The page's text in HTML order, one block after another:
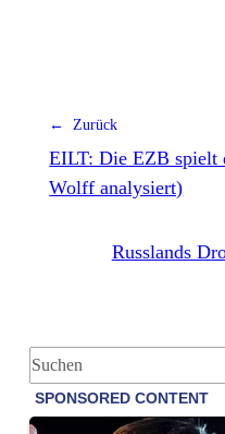
← Zurück
EILT: Die EZB spielt
Wolff analysiert)
Russlands
S
u